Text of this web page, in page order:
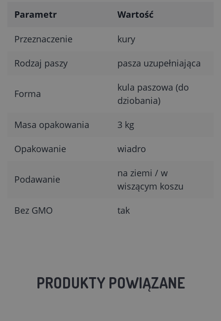
Parametr Wartość
Przeznaczenie kury
Rodzaj paszy pasza uzupełniająca
Forma
kula paszowa (do
dziobania)
Masa opakowania 3 kg
Opakowanie wiadro
Podawanie
na ziemi / w
wiszącym koszu
Bez GMO tak
PRODUKTY POWIĄZANE